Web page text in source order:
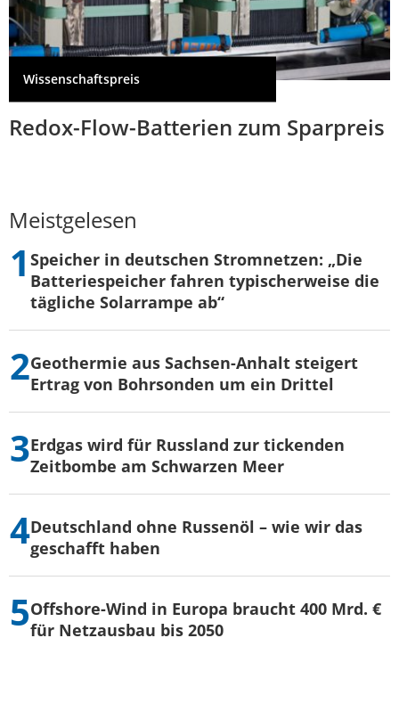
Wissenschaftspreis
Redox-Flow-Batterien zum Sparpreis
Meistgelesen
Speicher in deutschen Stromnetzen: „Die
Batteriespeicher fahren typischerweise die
tägliche Solarrampe ab“
Geothermie aus Sachsen-Anhalt steigert
Ertrag von Bohrsonden um ein Drittel
Erdgas wird für Russland zur tickenden
Zeitbombe am Schwarzen Meer
Deutschland ohne Russenöl – wie wir das
geschafft haben
Offshore-Wind in Europa braucht 400 Mrd. €
für Netzausbau bis 2050